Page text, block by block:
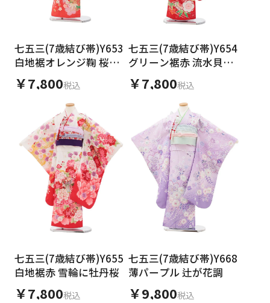
ご利用される方
女性 男性 女の子 男の子
キャンセル 検索する
七五三(7歳結び帯)Y653
白地裾オレンジ鞠 桜牡
丹
￥7,800税込
七五三(7歳結び帯)Y654
グリーン裾赤 流水貝桶
に梅
￥7,800税込
七五三(7歳結び帯)Y655
白地裾赤 雪輪に牡丹桜
￥7,800税込
七五三(7歳結び帯)Y668
薄パープル 辻が花調
￥9,800税込